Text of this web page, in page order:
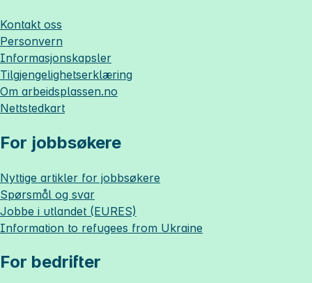
Kontakt oss
Personvern
Informasjonskapsler
Tilgjengelighetserklæring
Om arbeidsplassen.no
Nettstedkart
For jobbsøkere
Nyttige artikler for jobbsøkere
Spørsmål og svar
Jobbe i utlandet (EURES)
Information to refugees from Ukraine
For bedrifter